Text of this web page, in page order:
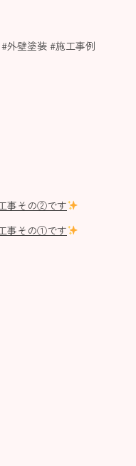
外壁塗装 #施工事例
事その②です
事その①です